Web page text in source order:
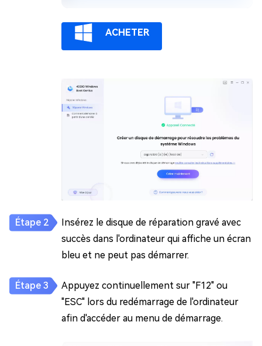
ACHETER
Insérez le disque de réparation gravé avec
succès dans l'ordinateur qui affiche un écran
bleu et ne peut pas démarrer.
Appuyez continuellement sur "F12" ou
"ESC" lors du redémarrage de l'ordinateur
afin d'accéder au menu de démarrage.